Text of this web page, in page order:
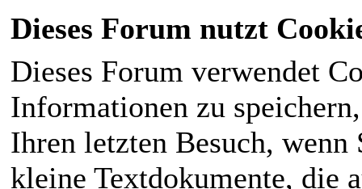
Dieses Forum nutzt
Dieses Forum verwendet
Informationen zu
Ihren letzten Besuch,
kleine Textdokumente, die